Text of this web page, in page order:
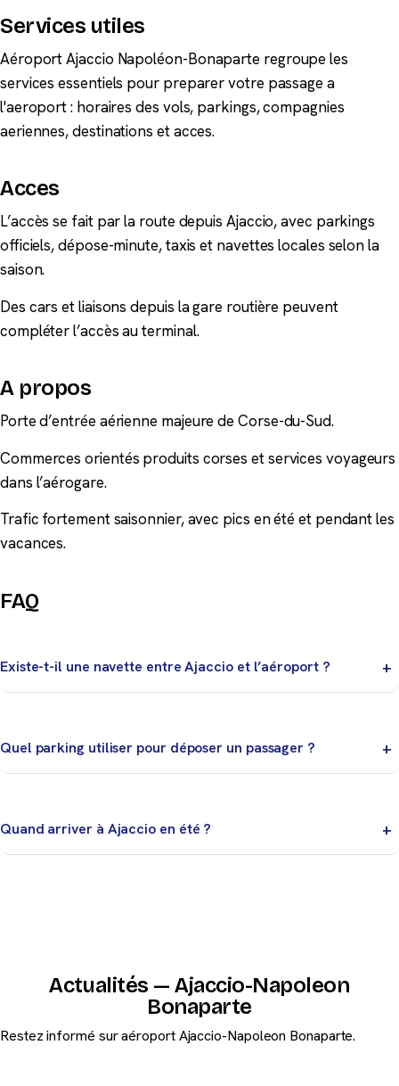
Services utiles
Aéroport Ajaccio Napoléon-Bonaparte regroupe les
services essentiels pour preparer votre passage a
l'aeroport : horaires des vols, parkings, compagnies
aeriennes, destinations et acces.
Acces
L’accès se fait par la route depuis Ajaccio, avec parkings
officiels, dépose-minute, taxis et navettes locales selon la
saison.
Des cars et liaisons depuis la gare routière peuvent
compléter l’accès au terminal.
A propos
Porte d’entrée aérienne majeure de Corse-du-Sud.
Commerces orientés produits corses et services voyageurs
dans l’aérogare.
Trafic fortement saisonnier, avec pics en été et pendant les
vacances.
FAQ
Existe-t-il une navette entre Ajaccio et l’aéroport ?
Quel parking utiliser pour déposer un passager ?
Quand arriver à Ajaccio en été ?
Actualités — Ajaccio-Napoleon
Bonaparte
Restez informé sur aéroport Ajaccio-Napoleon Bonaparte.